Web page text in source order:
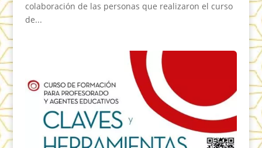
colaboración de las personas que realizaron el curso
de...